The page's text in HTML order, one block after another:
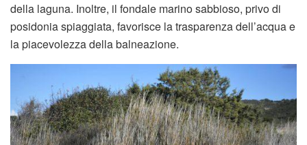
della laguna. Inoltre, il fondale marino sabbioso, privo di
posidonia spiaggiata, favorisce la trasparenza dell’acqua e
la piacevolezza della balneazione.